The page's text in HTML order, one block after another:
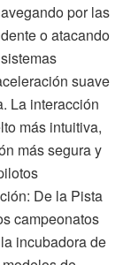
por las
o atacando
suave
La interacción
más intuitiva,
más segura y
De la Pista
campeonatos
incubadora de